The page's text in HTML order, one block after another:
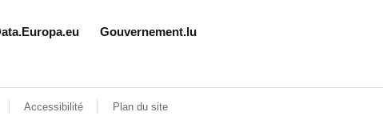
Gouvernement.lu
Accessibilité Plan du site